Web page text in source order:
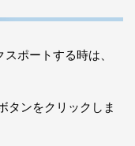
ポートする時は、
タンをクリックしま